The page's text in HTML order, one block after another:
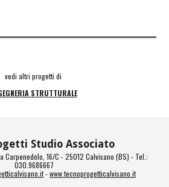
vedi altri progetti di
STRUTTURALE
Studio Associato
Carpenedolo, 16/C - 25012 Calvisano (BS) - Tel.:
030.9686667
-www.tecnoprogetticalvisano.it